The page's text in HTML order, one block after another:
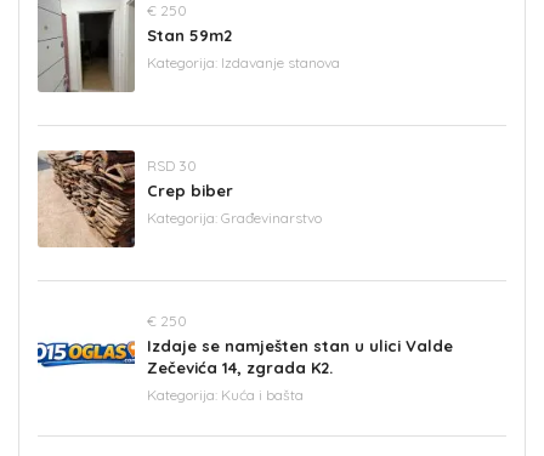
€ 250
Stan 59m2
Kategorija: Izdavanje stanova
RSD 30
Crep biber
Kategorija: Građevinarstvo
€ 250
Izdaje se namješten stan u ulici Valde
Zečevića 14, zgrada K2.
Kategorija: Kuća i bašta